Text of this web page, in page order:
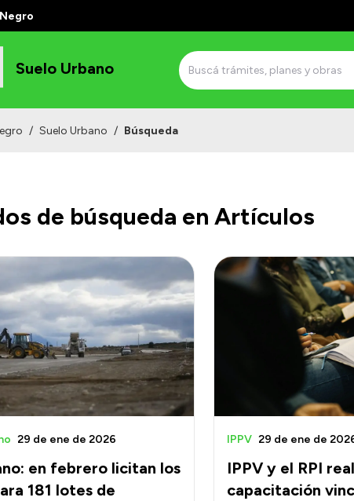
Suelo Urbano
/ Suelo Urbano / Búsqueda
de búsqueda en Artículos
en febrero licitan los
181 lotes de
29 de ene de 2026
IPPV y el RPI
capacitación
IPPV 29 de ene de